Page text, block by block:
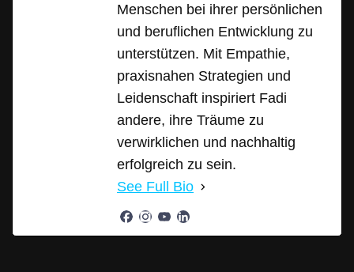
Menschen bei ihrer persönlichen
und beruflichen Entwicklung zu
unterstützen. Mit Empathie,
praxisnahen Strategien und
Leidenschaft inspiriert Fadi
andere, ihre Träume zu
verwirklichen und nachhaltig
erfolgreich zu sein.
See Full Bio